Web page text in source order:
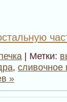
| Метки:
, сливочное
»